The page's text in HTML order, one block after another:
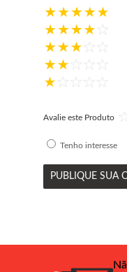
Avalie este Produto
Tenho interesse
PUBLIQUE SUA